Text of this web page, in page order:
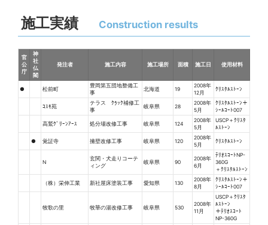
施工実績 Construction results
官
公
庁
神
社
仏
閣
発注者 施工内容 施工場所 面積 施工日 使用材料
● 松前町
豊岡第五団地整備工
事
北海道 19
2008年
12月
ｸﾘｽﾀﾙｽﾄｰﾝ
ｺｽﾓ苑
テラス ｸﾗｯｸ補修工
事
岐阜県 28
2008年
5月
ｸﾘｽﾀﾙｽﾄｰﾝ＋
ｼｰﾙｺｰﾄ007
高鷲ｸﾞﾘｰﾝｱｰｽ 処分場改修工事 岐阜県 124
2008年
5月
USCP＋ｸﾘｽﾀ
ﾙｽﾄｰﾝ
● 覚証寺 擁壁改修工事 岐阜県 120
2008年
5月
ｸﾘｽﾀﾙｽﾄｰﾝ
N
玄関・犬走りコーテ
ィング
岐阜県 90
2008年
6月
ﾃﾘｵｽｺｰﾄNP-
360G
＋ｸﾘｽﾀﾙｽﾄｰﾝ
（株）栄伸工業 新社屋床塗装工事 愛知県 130
2008年
8月
ｸﾘｽﾀﾙｽﾄｰﾝ＋
ｼｰﾙｺｰﾄ007
牧歌の里 牧華の湯改修工事 岐阜県 530
2008年
11月
USCP＋ｸﾘｽﾀ
ﾙｽﾄｰﾝ
＋ﾃﾘｵｽｺｰﾄ
NP-360G